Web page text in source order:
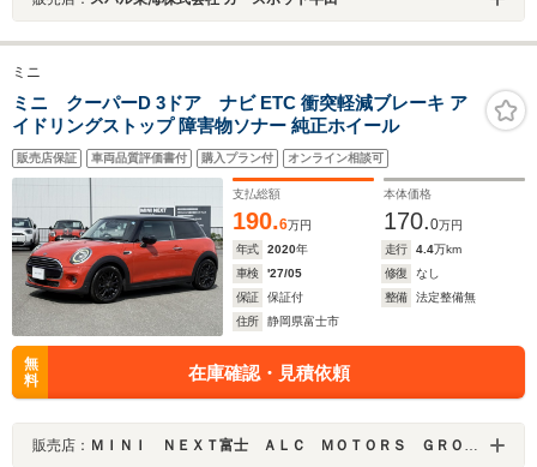
ミニ
ミニ クーパーD 3ドア ナビ ETC 衝突軽減ブレーキ ア
イドリングストップ 障害物ソナー 純正ホイール
販売店保証 車両品質評価書付 購入プラン付 オンライン相談可
支払総額
190.6万円
本体価格
170.0万円
年式
2020年 走行 4.4万km
車検
'27/05 修復
なし
保証
保証付 整備
法定整備無
住所
静岡県富士市
無
料
在庫確認・見積依頼
販売店： ＭＩＮＩ ＮＥＸＴ富士 ＡＬＣ ＭＯＴＯＲＳ ＧＲＯＵＰ